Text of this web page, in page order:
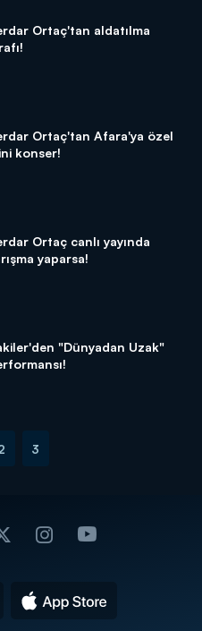
Ortaç'tan aldatılma
Ortaç'tan Afara'ya özel
konser!
Ortaç canlı yayında
yaparsa!
"Dünyadan Uzak"
3